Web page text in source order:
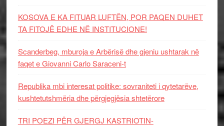
KOSOVA E KA FITUAR LUFTËN, POR PAQEN DUHET
TA FITOJË EDHE NË INSTITUCIONE!
Scanderbeg, mburoja e Arbërisë dhe gjeniu ushtarak në
faqet e Giovanni Carlo Saraceni-t
Republika mbi interesat politike: sovraniteti i qytetarëve,
kushtetutshmëria dhe përgjegjësia shtetërore
TRI POEZI PËR GJERGJ KASTRIOTIN-